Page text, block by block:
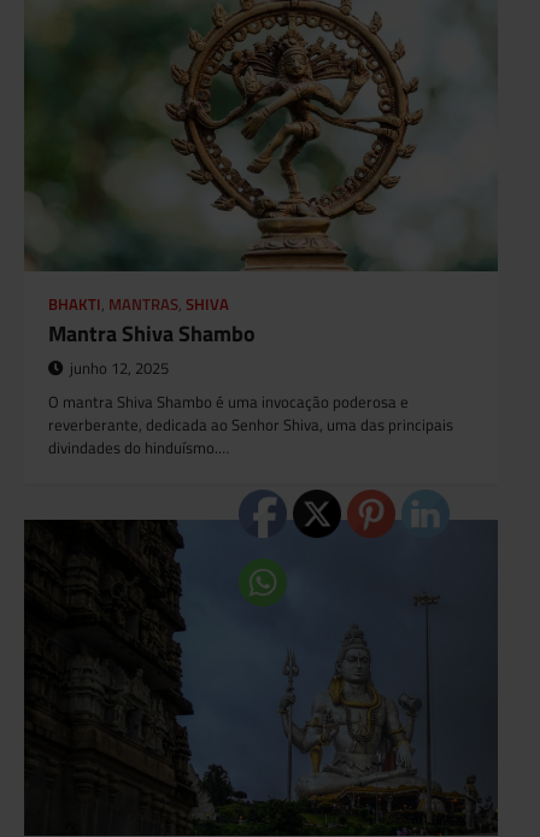
BHAKTI, MANTRAS, SHIVA
Mantra Shiva Shambo
junho 12, 2025
O mantra Shiva Shambo é uma invocação poderosa e
reverberante, dedicada ao Senhor Shiva, uma das principais
divindades do hinduísmo.…